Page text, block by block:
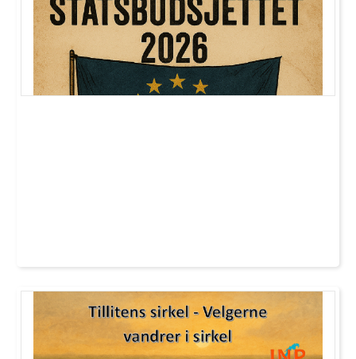
faktabasert debatt blir desto viktigere.